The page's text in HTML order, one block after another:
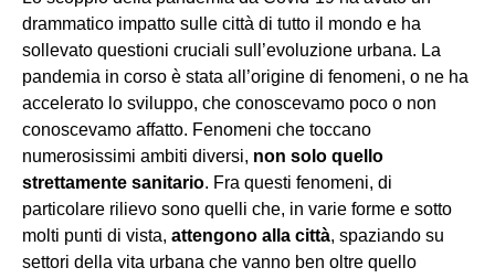
drammatico impatto sulle città di tutto il mondo e ha
sollevato questioni cruciali sull’evoluzione urbana. La
pandemia in corso è stata all’origine di fenomeni, o ne ha
accelerato lo sviluppo, che conoscevamo poco o non
conoscevamo affatto. Fenomeni che toccano
numerosissimi ambiti diversi, non solo quello
strettamente sanitario. Fra questi fenomeni, di
particolare rilievo sono quelli che, in varie forme e sotto
molti punti di vista, attengono alla città, spaziando su
settori della vita urbana che vanno ben oltre quello